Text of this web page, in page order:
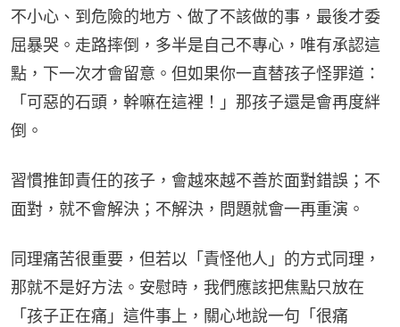
不小心、到危險的地方、做了不該做的事，最後才委
屈暴哭。走路摔倒，多半是自己不專心，唯有承認這
點，下一次才會留意。但如果你一直替孩子怪罪道：
「可惡的石頭，幹嘛在這裡！」那孩子還是會再度絆
倒。
習慣推卸責任的孩子，會越來越不善於面對錯誤；不
面對，就不會解決；不解決，問題就會一再重演。
同理痛苦很重要，但若以「責怪他人」的方式同理，
那就不是好方法。安慰時，我們應該把焦點只放在
「孩子正在痛」這件事上，關心地說一句「很痛